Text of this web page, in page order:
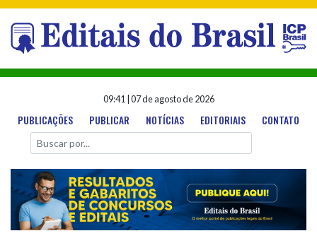
09:41| 07 de agosto de 2026
PUBLICAÇÕES PUBLICAR NOTÍCIAS EDITORIAIS CONTATO